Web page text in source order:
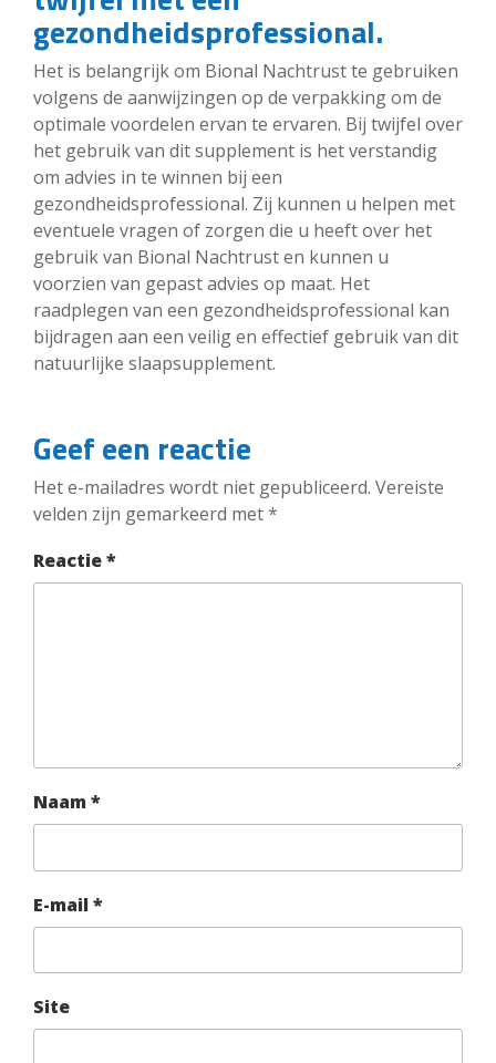
gezondheidsprofessional.
Het is belangrijk om Bional Nachtrust te gebruiken
volgens de aanwijzingen op de verpakking om de
optimale voordelen ervan te ervaren. Bij twijfel over
het gebruik van dit supplement is het verstandig
om advies in te winnen bij een
gezondheidsprofessional. Zij kunnen u helpen met
eventuele vragen of zorgen die u heeft over het
gebruik van Bional Nachtrust en kunnen u
voorzien van gepast advies op maat. Het
raadplegen van een gezondheidsprofessional kan
bijdragen aan een veilig en effectief gebruik van dit
natuurlijke slaapsupplement.
Geef een reactie
Het e-mailadres wordt niet gepubliceerd. Vereiste
velden zijn gemarkeerd met*
Reactie*
Naam *
E-mail *
Site